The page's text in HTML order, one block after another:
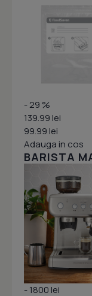
- 29 %
139.99 lei
99.99 lei
Adauga in cos
BARISTA
- 1800 lei